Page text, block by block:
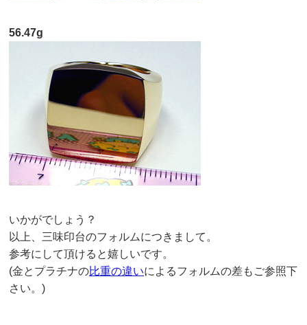
56.47g
いかがでしょう？
以上、三味印台のフォルムにつきまして。
参考にして頂けると嬉しいです。
(金とプラチナの比重の違いによるフォルムの差もご参照下
さい。)